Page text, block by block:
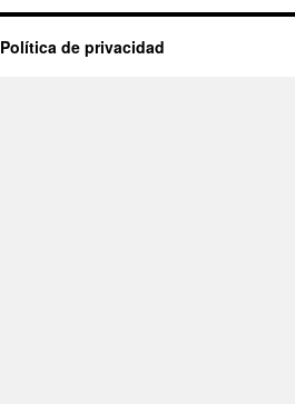
Política de privacidad